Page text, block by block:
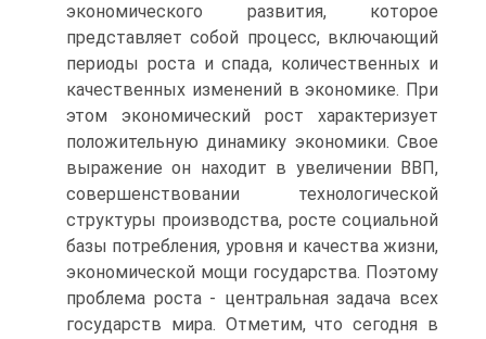
экономического раз­вития, которое
представляет собой процесс, включающий
пе­риоды роста и спада, количественных и
качественных измене­ний в экономике. При
этом экономический рост характеризует
положительную динамику экономики. Свое
выражение он находит в увеличении ВВП,
совершенствовании технологиче­ской
структуры производства, росте социальной
базы потреб­ления, уровня и качества жизни,
экономической мощи госу­дарства. Поэтому
проблема роста - центральная задача всех
государств мира. Отметим, что сегодня в